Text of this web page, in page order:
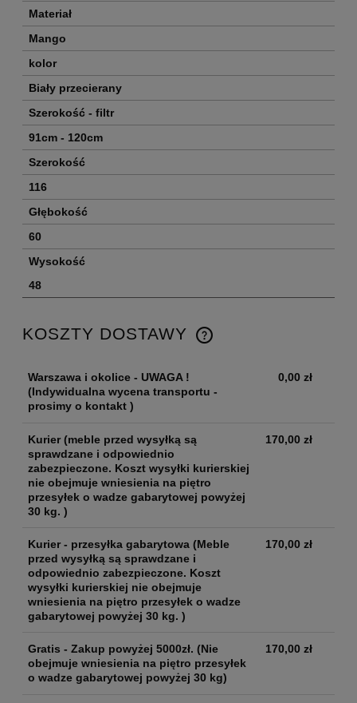
Materiał
Mango
kolor
Biały przecierany
Szerokość - filtr
91cm - 120cm
Szerokość
116
Głębokość
60
Wysokość
48
KOSZTY DOSTAWY
Warszawa i okolice - UWAGA !
(Indywidualna wycena transportu -
prosimy o kontakt )
0,00 zł
Kurier(meble przed wysyłką są
sprawdzane i odpowiednio
zabezpieczone. Koszt wysyłki kurierskiej
nie obejmuje wniesienia na piętro
przesyłek o wadze gabarytowej powyżej
30 kg. )
170,00 zł
Kurier - przesyłka gabarytowa (Meble
przed wysyłką są sprawdzane i
odpowiednio zabezpieczone. Koszt
wysyłki kurierskiej nie obejmuje
wniesienia na piętro przesyłek o wadze
gabarytowej powyżej 30 kg. )
170,00 zł
Gratis - Zakup powyżej 5000zł. (Nie
obejmuje wniesienia na piętro przesyłek
o wadze gabarytowej powyżej 30 kg)
170,00 zł